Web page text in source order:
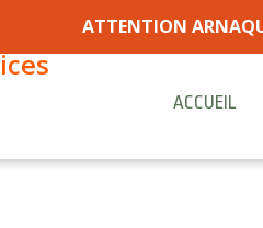
ATTENTION
ACCUEIL